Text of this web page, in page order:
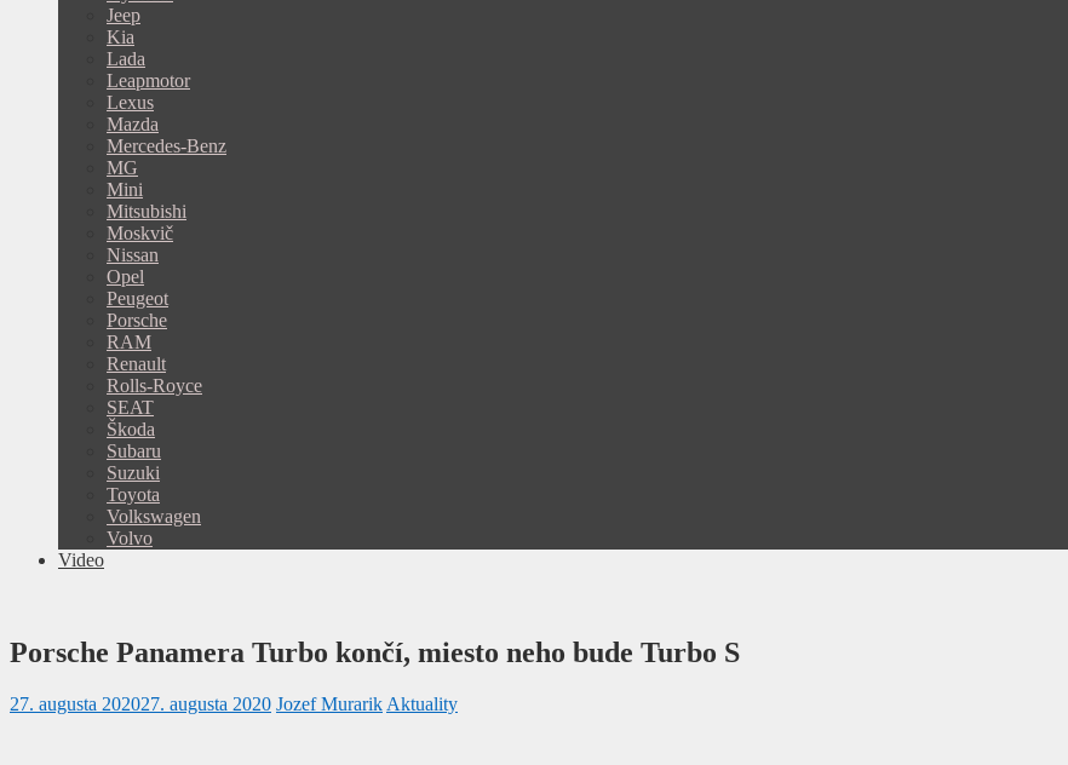
Jeep
Kia
Lada
Leapmotor
Lexus
Mazda
Mercedes-Benz
MG
Mini
Mitsubishi
Moskvič
Nissan
Opel
Peugeot
Porsche
RAM
Renault
Rolls-Royce
SEAT
Škoda
Subaru
Suzuki
Toyota
Volkswagen
Volvo
Video
Porsche Panamera Turbo končí, miesto neho bude Turbo S
27. augusta 202027. augusta 2020 Jozef Murarik Aktuality